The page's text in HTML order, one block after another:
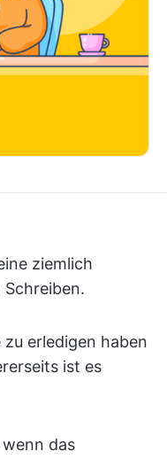
ziemlich
zu erledigen haben
ist es
das